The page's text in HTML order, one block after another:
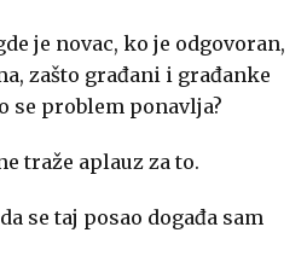
je novac, ko je odgovoran,
zašto građani i građanke
se problem ponavlja?
traže aplauz za to.
se taj posao događa sam